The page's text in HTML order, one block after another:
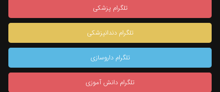
تلگرام پزشکی
تلگرام دندانپزشکی
تلگرام داروسازی
تلگرام دانش آموزی